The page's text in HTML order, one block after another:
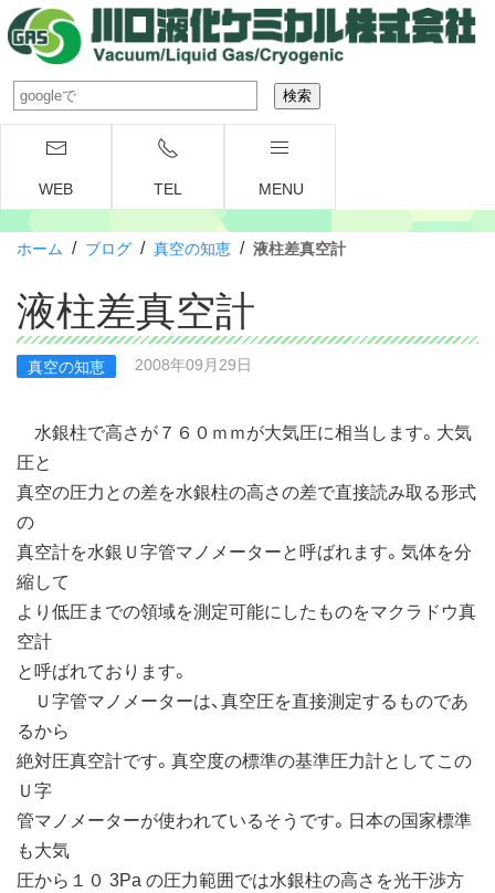
WEB TEL MENU
ホーム / ブログ / 真空の知恵 / 液柱差真空計
液柱差真空計
真空の知恵 2008年09月29日
水銀柱で高さが７６０ｍｍが大気圧に相当します。大気
圧と
真空の圧力との差を水銀柱の高さの差で直接読み取る形式
の
真空計を水銀Ｕ字管マノメーターと呼ばれます。気体を分
縮して
より低圧までの領域を測定可能にしたものをマクラドウ真
空計
と呼ばれております。
Ｕ字管マノメーターは、真空圧を直接測定するものであ
るから
絶対圧真空計です。真空度の標準の基準圧力計としてこの
Ｕ字
管マノメーターが使われているそうです。日本の国家標準
も大気
圧から１０ 3Pa の圧力範囲では水銀柱の高さを光干渉方